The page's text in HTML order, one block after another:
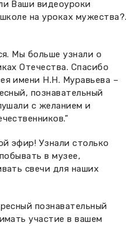
Ваши видеоуроки
на уроках
Мы больше узнали о
Отечества. Спасибо
имени Н.Н. Муравьева –
познавательный
с желанием и
эфир! Узнали столько
в музее,
свечи для наших
познавательный
участие в вашем